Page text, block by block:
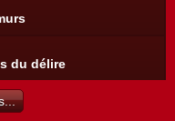
du délire